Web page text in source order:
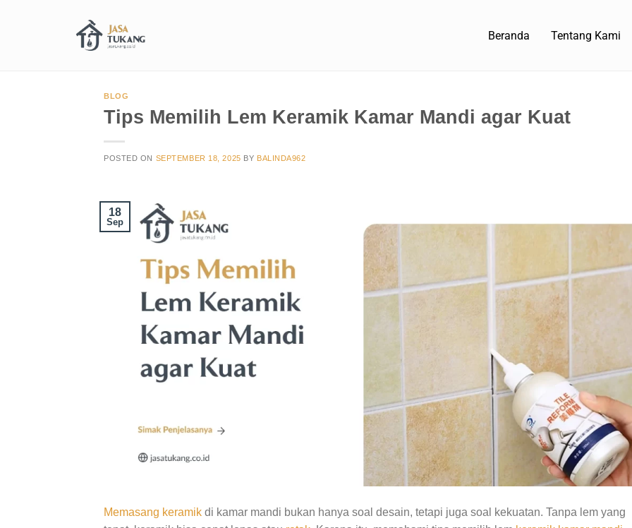
Beranda Tentang Kami
BLOG
Tips Memilih Lem Keramik Kamar Mandi agar Kuat
POSTED ON SEPTEMBER 18, 2025 BY BALINDA962
18
Sep
Memasang keramik di kamar mandi bukan hanya soal desain, tetapi juga soal kekuatan. Tanpa lem yang